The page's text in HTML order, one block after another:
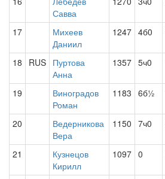
Савва
17
Михеев
Даниил
1247 4б0
18 RUS Пуртова
Анна
1357 5ч0
19
Виноградов
Роман
1183 6б½
20
Ведерникова
Вера
1150 7ч0
21
Кузнецов
Кирилл
1097 0